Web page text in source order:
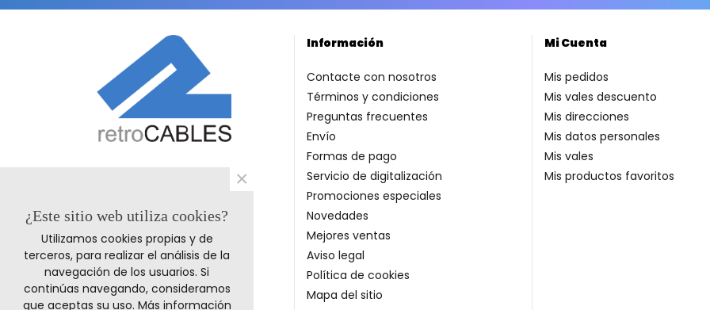
Información
Contacte con nosotros
Términos y condiciones
Preguntas frecuentes
Envío
Formas de pago
Servicio de digitalización
Promociones especiales
Novedades
Mejores ventas
Aviso legal
Política de cookies
Mapa del sitio
Mi Cuenta
Mis pedidos
Mis vales descuento
Mis direcciones
Mis datos personales
Mis vales
Mis productos favoritos
¿Este sitio web utiliza cookies?
Utilizamos cookies propias y de
terceros, para realizar el análisis de la
navegación de los usuarios. Si
continúas navegando, consideramos
que aceptas su uso. Más información
×